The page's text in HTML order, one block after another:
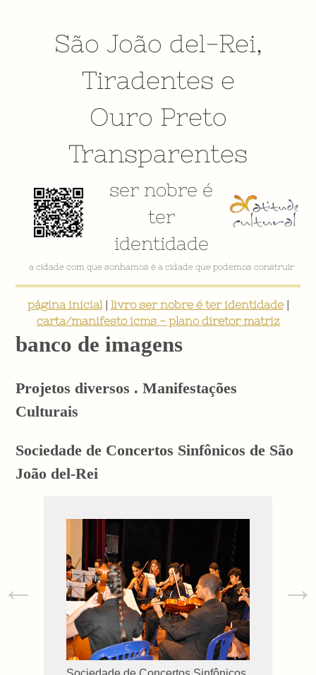
São João del-Rei,
Tiradentes e
Ouro Preto
Transparentes
ser nobre é
ter
identidade
a cidade com que sonhamos é a cidade que podemos construir
página inicial| livro ser nobre é ter identidade|
carta/manifesto icms - plano diretor matriz
banco de imagens
Projetos diversos . Manifestações
Culturais
Sociedade de Concertos Sinfônicos de São
João del-Rei
← →